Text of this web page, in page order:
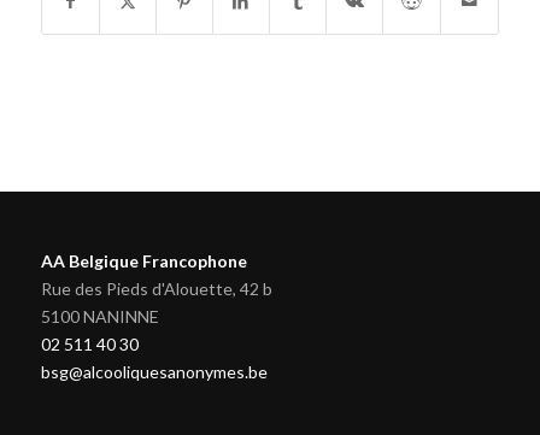
AA Belgique Francophone
Rue des Pieds d'Alouette, 42 b
5100 NANINNE
02 511 40 30
bsg@alcooliquesanonymes.be